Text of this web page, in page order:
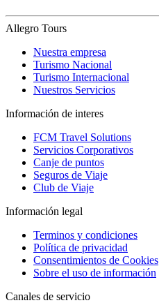
Allegro Tours
Nuestra empresa
Turismo Nacional
Turismo Internacional
Nuestros Servicios
Información de interes
FCM Travel Solutions
Servicios Corporativos
Canje de puntos
Seguros de Viaje
Club de Viaje
Información legal
Terminos y condiciones
Política de privacidad
Consentimientos de Cookies
Sobre el uso de información
Canales de servicio